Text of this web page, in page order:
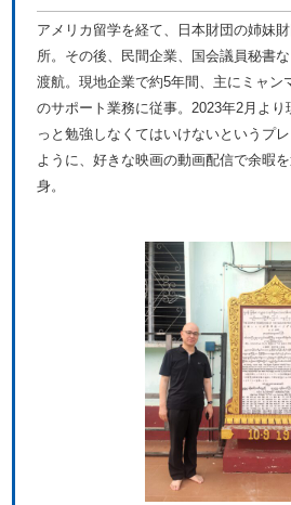
アメリカ留学を経て、日本財団の姉妹
所。その後、民間企業、国会議員秘書
渡航。現地企業で約5年間、主にミャン
のサポート業務に従事。2023年2月より
っと勉強しなくてはいけないというプ
ように、好きな映画の動画配信で余暇
身。